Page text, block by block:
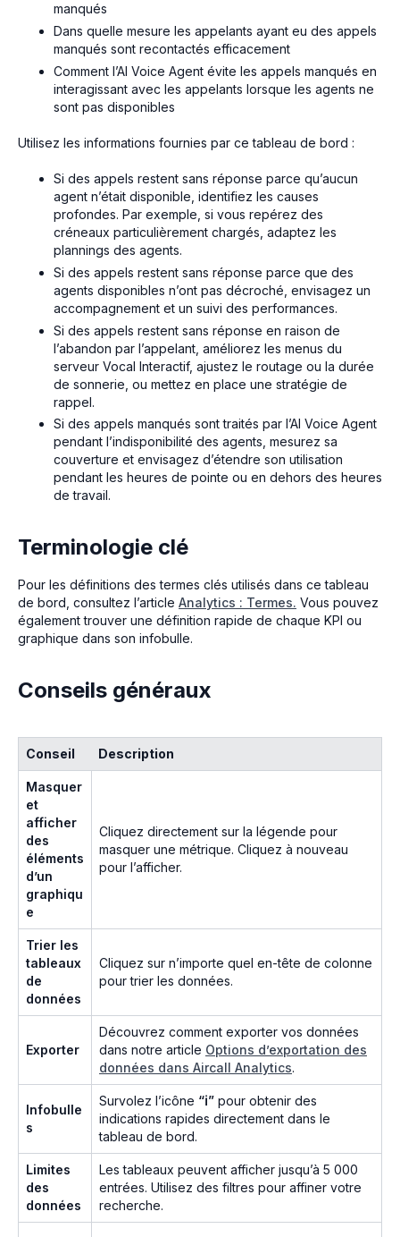
manqués
Dans quelle mesure les appelants ayant eu des appels
manqués sont recontactés efficacement
Comment l’AI Voice Agent évite les appels manqués en
interagissant avec les appelants lorsque les agents ne
sont pas disponibles
Utilisez les informations fournies par ce tableau de bord :
Si des appels restent sans réponse parce qu’aucun
agent n’était disponible, identifiez les causes
profondes. Par exemple, si vous repérez des
créneaux particulièrement chargés, adaptez les
plannings des agents.
Si des appels restent sans réponse parce que des
agents disponibles n’ont pas décroché, envisagez un
accompagnement et un suivi des performances.
Si des appels restent sans réponse en raison de
l’abandon par l’appelant, améliorez les menus du
serveur Vocal Interactif, ajustez le routage ou la durée
de sonnerie, ou mettez en place une stratégie de
rappel.
Si des appels manqués sont traités par l’AI Voice Agent
pendant l’indisponibilité des agents, mesurez sa
couverture et envisagez d’étendre son utilisation
pendant les heures de pointe ou en dehors des heures
de travail.
Terminologie clé
Pour les définitions des termes clés utilisés dans ce tableau
de bord, consultez l’article Analytics : Termes. Vous pouvez
également trouver une définition rapide de chaque KPI ou
graphique dans son infobulle.
Conseils généraux
Conseil Description
Masquer
et
afficher
des
éléments
d’un
graphiqu
e
Cliquez directement sur la légende pour
masquer une métrique. Cliquez à nouveau
pour l’afficher.
Trier les
tableaux
de
données
Cliquez sur n’importe quel en-tête de colonne
pour trier les données.
Exporter
Découvrez comment exporter vos données
dans notre article Options d’exportation des
données dans Aircall Analytics.
Infobulle
s
Survolez l’icône “ℹ” pour obtenir des
indications rapides directement dans le
tableau de bord.
Limites
des
données
Les tableaux peuvent afficher jusqu’à 5 000
entrées. Utilisez des filtres pour affiner votre
recherche.